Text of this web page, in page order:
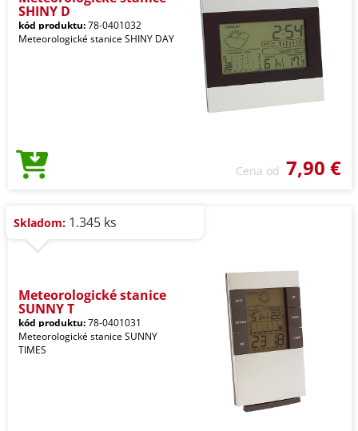
SHINY D
kód produktu:78-0401032
Meteorologické stanice SHINY DAY
Cena od 7,90 €
Skladom: 1.345 ks
Meteorologické stanice
SUNNY T
kód produktu:78-0401031
Meteorologické stanice SUNNY
TIMES